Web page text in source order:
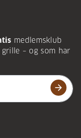
medlemsklub
– og som har
arrow_forward